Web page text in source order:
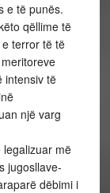
e të punës.
qëllime të
terror të të
intensiv të
një varg
legalizuar më
jugosllave-
dëbimi i